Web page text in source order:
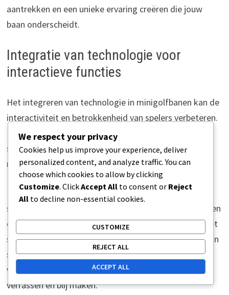
aantrekken en een unieke ervaring creëren die jouw
baan onderscheidt.
Integratie van technologie voor
interactieve functies
Het integreren van technologie in minigolfbanen kan de
interactiviteit en betrokkenheid van spelers verbeteren.
Functies zoals augmented reality of interactieve
scorehoudsystemen kunnen de traditionele ervaring
naar een hoger niveau tillen.
Bijvoorbeeld, het gebruik van mobiele apps waarmee
spelers scores kunnen bijhouden, tips kunnen ontvangen
of zelfs speciale functies kunnen ontgrendelen, kan het
spel boeiender maken. Bovendien kan het opnemen van
sensoren die geluidseffecten of animaties activeren
wanneer een bal in een specifiek gebied landt, spelers
verrassen en blij maken.
We respect your privacy
Cookies help us improve your experience, deliver
personalized content, and analyze traffic. You can
choose which cookies to allow by clicking
Customize. ClickAccept All to consent or Reject
All to decline non-essential cookies.
CUSTOMIZE
REJECT ALL
ACCEPT ALL